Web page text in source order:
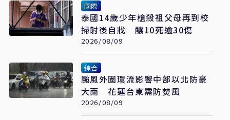
國際
泰國14歲少年槍殺祖父母再到校
掃射後自戕 釀10死逾30傷
2026/08/09
綜合
颱風外圍環流影響中部以北防豪
大雨 花蓮台東需防焚風
2026/08/09